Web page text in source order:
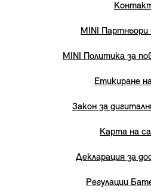
MINI Партньори
MINI Политика за
Етикиране
Закон за
Карта на
Декларация за
Регулации